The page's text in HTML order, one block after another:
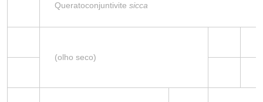
Queratoconjuntivite sicca
(olho seco)